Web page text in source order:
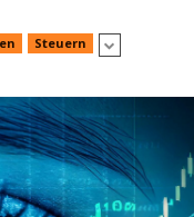
Steuern